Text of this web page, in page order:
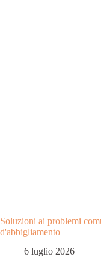
Soluzioni ai problemi
d'abbigliamento
6 luglio 2026